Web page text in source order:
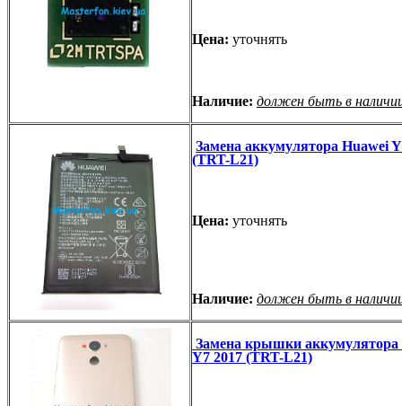
Цена: уточнять
Наличие: должен быть в
Замена аккумулятора Huawei
(TRT-L21)
Цена: уточнять
Наличие: должен быть в
Замена крышки аккумулятора
Y7 2017 (TRT-L21)